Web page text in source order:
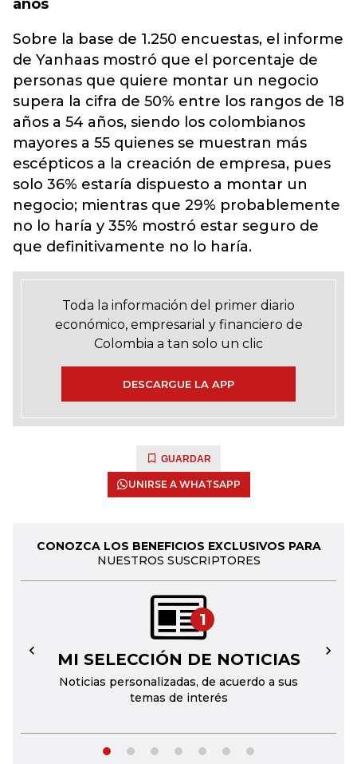
años
Sobre la base de 1.250 encuestas, el informe
de Yanhaas mostró que el porcentaje de
personas que quiere montar un negocio
supera la cifra de 50% entre los rangos de 18
años a 54 años, siendo los colombianos
mayores a 55 quienes se muestran más
escépticos a la creación de empresa, pues
solo 36% estaría dispuesto a montar un
negocio; mientras que 29% probablemente
no lo haría y 35% mostró estar seguro de
que definitivamente no lo haría.
Toda la información del primer diario
económico, empresarial y financiero de
Colombia a tan solo un clic
DESCARGUE LA APP
GUARDAR
UNIRSE A WHATSAPP
CONOZCA LOS BENEFICIOS EXCLUSIVOS PARA
NUESTROS SUSCRIPTORES
1
MI SELECCIÓN DE NOTICIAS
Noticias personalizadas, de acuerdo a sus
temas de interés
← →